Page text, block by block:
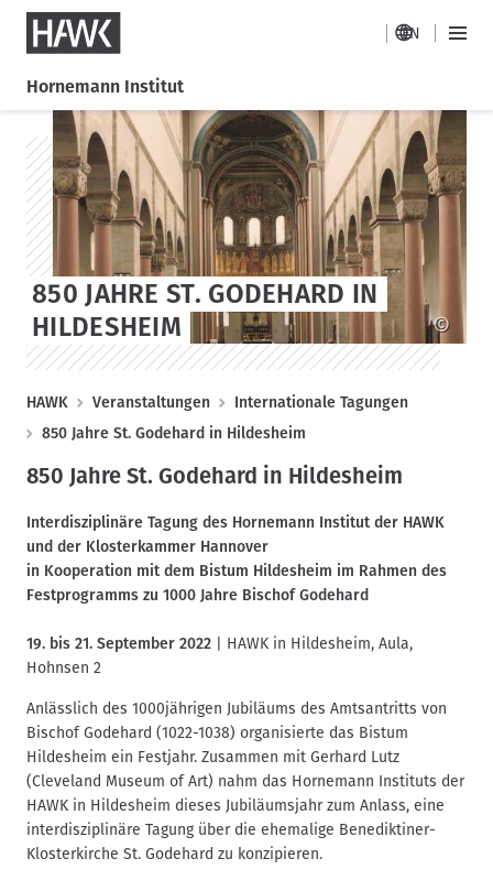
EN
M
n
e
n
HAWK
Hornemann Institut
u
p
n
a
v
g
a
t
i
n
©
850 JAHRE ST. GODEHARD IN
HILDESHEIM
P
f
d
n
a
v
i
a
t
o
n
HAWK Veranstaltungen
Internationale Tagungen
850 Jahre St. Godehard in Hildesheim
850 Jahre St. Godehard in Hildesheim
Interdisziplinäre Tagung des Hornemann Institut der HAWK
und der Klosterkammer Hannover
in Kooperation mit dem Bistum Hildesheim im Rahmen des
Festprogramms zu 1000 Jahre Bischof Godehard
19. bis 21. September 2022
| HAWK in Hildesheim, Aula,
Hohnsen 2
Anlässlich des 1000jährigen Jubiläums des Amtsantritts von
Bischof Godehard (1022-1038) organisierte das Bistum
Hildesheim ein Festjahr. Zusammen mit Gerhard Lutz
(Cleveland Museum of Art) nahm das Hornemann Instituts der
HAWK in Hildesheim dieses Jubiläumsjahr zum Anlass, eine
interdisziplinäre Tagung über die ehemalige Benediktiner-
Klosterkirche St. Godehard zu konzipieren.